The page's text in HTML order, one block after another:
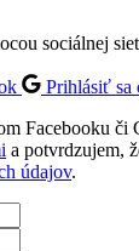
sociálnej
Prihlásiť sa
Facebooku či
a potvrdzujem,
údajov.